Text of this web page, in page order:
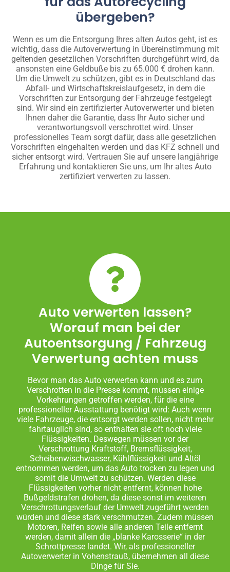
übergeben?
Wenn es um die Entsorgung Ihres alten Autos geht, ist es
wichtig, dass die Autoverwertung in Übereinstimmung mit
geltenden gesetzlichen Vorschriften durchgeführt wird, da
ansonsten eine Geldbuße bis zu 65.000 € drohen kann.
Um die Umwelt zu schützen, gibt es in Deutschland das
Abfall- und Wirtschaftskreislaufgesetz, in dem die
Vorschriften zur Entsorgung der Fahrzeuge festgelegt
sind. Wir sind ein zertifizierter Autoverwerter und bieten
Ihnen daher die Garantie, dass Ihr Auto sicher und
verantwortungsvoll verschrottet wird. Unser
professionelles Team sorgt dafür, dass alle gesetzlichen
Vorschriften eingehalten werden und das KFZ schnell und
sicher entsorgt wird. Vertrauen Sie auf unsere langjährige
Erfahrung und kontaktieren Sie uns, um Ihr altes Auto
zertifiziert verwerten zu lassen.
Auto verwerten lassen?
Worauf man bei der
Autoentsorgung / Fahrzeug
Verwertung achten muss
Bevor man das Auto verwerten kann und es zum
Verschrotten in die Presse kommt, müssen einige
Vorkehrungen getroffen werden, für die eine
professioneller Ausstattung benötigt wird: Auch wenn
viele Fahrzeuge, die entsorgt werden sollen, nicht mehr
fahrtauglich sind, so enthalten sie oft noch viele
Flüssigkeiten. Deswegen müssen vor der
Verschrottung Kraftstoff, Bremsflüssigkeit,
Scheibenwischwasser, Kühlflüssigkeit und Altöl
entnommen werden, um das Auto trocken zu legen und
somit die Umwelt zu schützen. Werden diese
Flüssigkeiten vorher nicht entfernt, können hohe
Bußgeldstrafen drohen, da diese sonst im weiteren
Verschrottungsverlauf der Umwelt zugeführt werden
würden und diese stark verschmutzen. Zudem müssen
Motoren, Reifen sowie alle anderen Teile entfernt
werden, damit allein die „blanke Karosserie“ in der
Schrottpresse landet. Wir, als professioneller
Autoverwerter in Vohenstrauß, übernehmen all diese
Dinge für Sie.